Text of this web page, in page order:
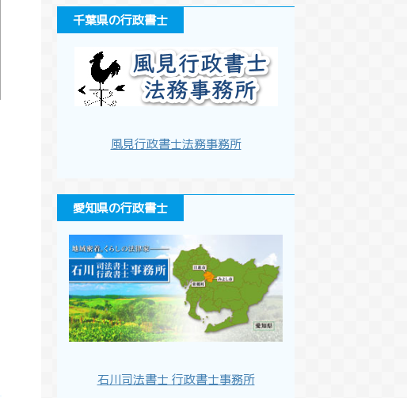
千葉県の行政書士
風見行政書士法務事務所
愛知県の行政書士
石川司法書士 行政書士事務所